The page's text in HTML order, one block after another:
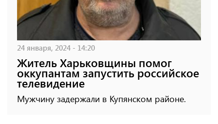
24 января, 2024 - 14:20
Житель Харьковщины помог
оккупантам запустить российское
телевидение
Мужчину задержали в Купянском районе.